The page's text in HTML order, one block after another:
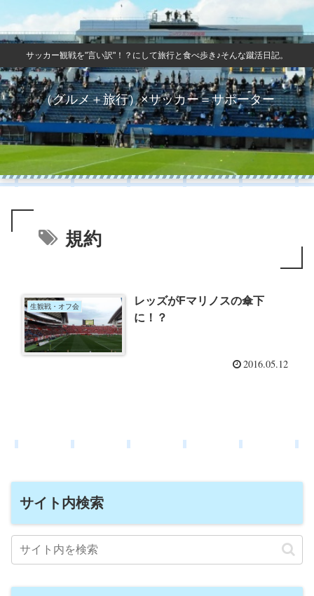
サッカー観戦を"言い訳"！？にして旅行と食べ歩き♪そんな蹴活日記。
（グルメ＋旅行）×サッカー＝サポーター
規約
生観戦・オフ会
レッズがFマリノスの傘下
に！？
2016.05.12
サイト内検索